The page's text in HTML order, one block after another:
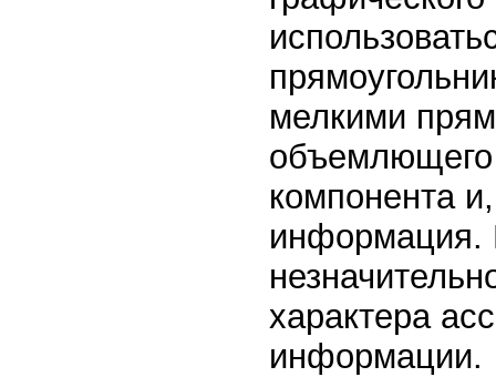
мелкими
объемлющего
компонента
информация.
характера
информации.